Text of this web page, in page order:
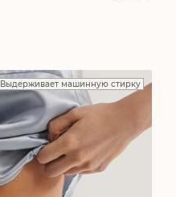
Выдерживает машинную стирку